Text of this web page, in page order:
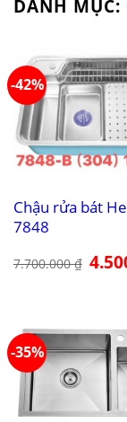
DANH MỤC:
-42%
Chậu rửa bát
7848
7.700.000₫ Giá
gốc
-35%